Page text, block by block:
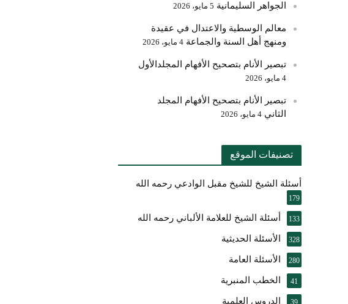
الجواهر السليمانية 5 مايو، 2026
معالم الوسطية والاعتدال في عقيدة
ومنهج أهل السنة والجماعة 4 مايو، 2026
تبصير الأنام بتصحيح الأفهام المجلدالأول
4 مايو، 2026
تبصير الأنام بتصحيح الأفهام المجلد
الثاني 4 مايو، 2026
تصنيفات الموقع
أسئلة الشيخ للشيخ مقبل الوادعي رحمه الله
179
أسئلة الشيخ للعلامة الألباني رحمه الله 133
الأسئلة الحديثية 328
الأسئلة العامة 280
الخطب المنبرية 41
الدروس العلمية 39